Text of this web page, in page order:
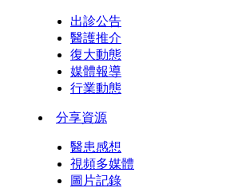
出診公告
醫護推介
復大動態
媒體報導
行業動態
分享資源
醫患感想
視頻多媒體
圖片記錄